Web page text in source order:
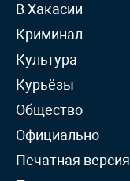
В Хакасии
Криминал
Культура
Курьёзы
Общество
Официально
Печатная версия